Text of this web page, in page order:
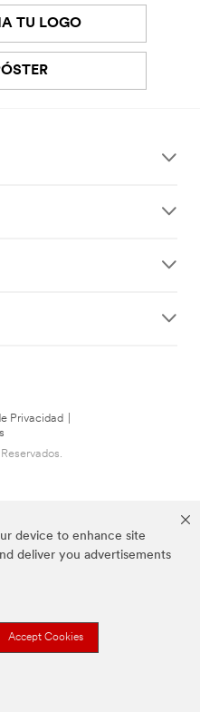
device to enhance site
deliver you advertisements
Accept Cookies
TU LOGO
Privacidad
Marcas Registradas de 3M.